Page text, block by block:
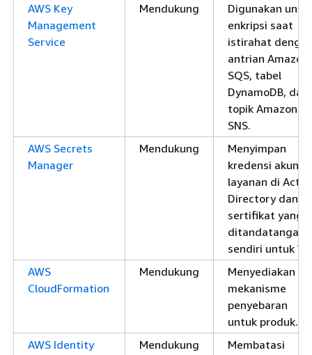
AWS Key
Management
Service
Mendukung
Digunakan
enkripsi saat
istirahat
antrian Amazon
SQS, tabel
DynamoDB, dan
topik Amazon
SNS.
AWS Secrets
Manager
Mendukung
Menyimpan
kredensi akun
layanan di
Directory dan
sertifikat yang
ditandatangani
sendiri untuk
AWS
CloudFormation
Mendukung
Menyediakan
mekanisme
penyebaran
untuk produk.
AWS Identity
Mendukung
Membatasi